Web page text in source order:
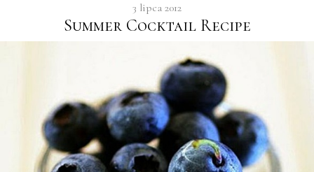
3 lipca 2012
Summer Cocktail Recipe